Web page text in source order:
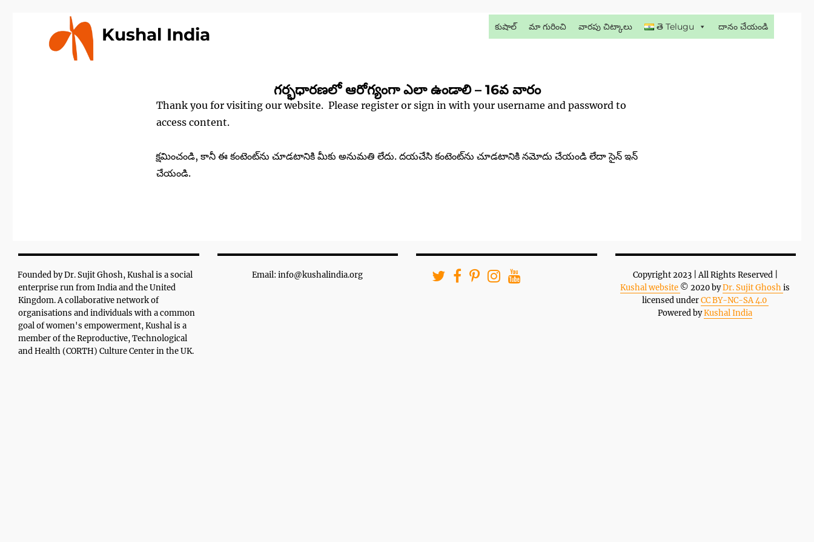
Kushal India కుషాల్ మా గురించి వారపు చిట్కాలు తె Telugu దానం చేయండి
గర్భధారణలో ఆరోగ్యంగా ఎలా ఉండాలి – 16వ వారం
Thank you for visiting our website. Please register or sign in with your username and password to
access content.
క్షమించండి, కానీ ఈ కంటెంట్‌ను చూడటానికి మీకు అనుమతి లేదు. దయచేసి కంటెంట్‌ను చూడటానికి నమోదు చేయండి లేదా సైన్ ఇన్
చేయండి.
Founded by Dr. Sujit Ghosh, Kushal is a social
enterprise run from India and the United
Kingdom. A collaborative network of
organisations and individuals with a common
goal of women's empowerment, Kushal is a
member of the Reproductive, Technological
and Health (CORTH) Culture Center in the UK.
Email: info@kushalindia.org
Copyright 2023 | All Rights Reserved |
Kushal website © 2020 byDr. Sujit Ghoshis
licensed underCC BY-NC-SA 4.0
Powered byKushal India